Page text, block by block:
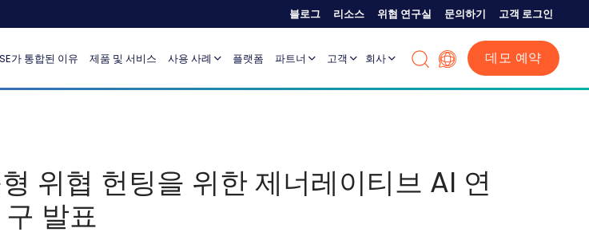
블로그 리소스 위협 연구실 문의하기 고객 로그인
가 통합된 이유 제품 및 서비스 사용 사례 플랫폼 파트너 고객 회사 데모 예약
위협 헌팅을 위한 제너레이티브 AI 연
구 발표